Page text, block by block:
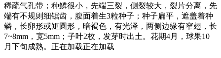
稀疏气孔带；种鳞很小，先端三裂，侧裂较大，裂片分离，先
端有不规则细锯齿，腹面着生3粒种子；种子扁平，遮盖着种
鳞，长卵形或矩圆形，暗褐色，有光泽，两侧边缘有窄翅，长
7~8mm，宽5mm；子叶2枚，发芽时出土。花期4月，球果10
月下旬成熟。正在加载正在加载